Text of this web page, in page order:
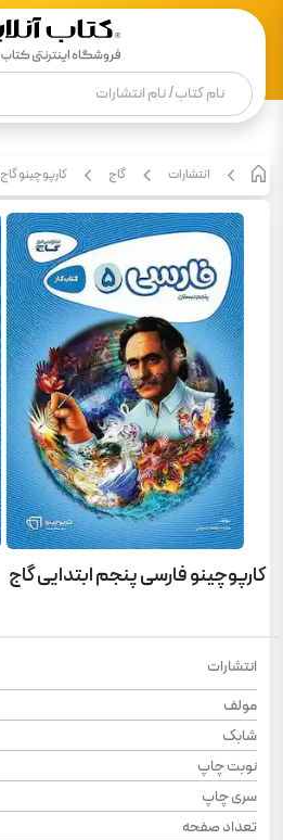
انتشارات گاج کارپوچینو گاج
کارپوچینو فارسی پنجم ابتدایی گاج
انتشارات
مولف
شابک
نوبت چاپ
سری چاپ
تعداد صفحه